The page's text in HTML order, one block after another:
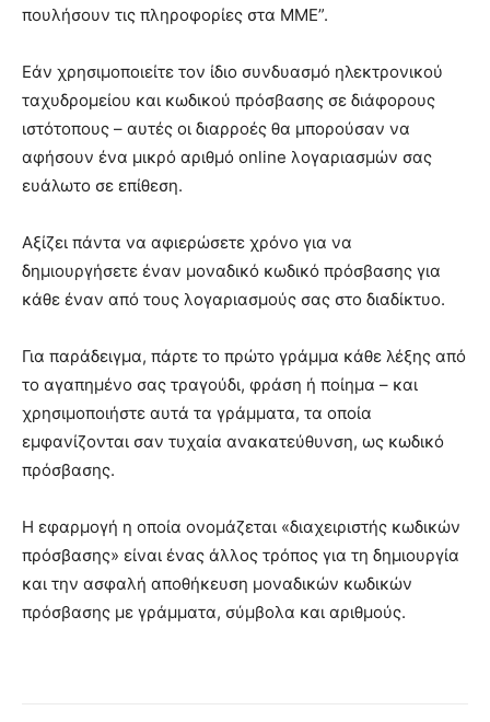
πουλήσουν τις πληροφορίες στα ΜΜΕ”.
Εάν χρησιμοποιείτε τον ίδιο συνδυασμό ηλεκτρονικού
ταχυδρομείου και κωδικού πρόσβασης σε διάφορους
ιστότοπους – αυτές οι διαρροές θα μπορούσαν να
αφήσουν ένα μικρό αριθμό online λογαριασμών σας
ευάλωτο σε επίθεση.
Αξίζει πάντα να αφιερώσετε χρόνο για να
δημιουργήσετε έναν μοναδικό κωδικό πρόσβασης για
κάθε έναν από τους λογαριασμούς σας στο διαδίκτυο.
Για παράδειγμα, πάρτε το πρώτο γράμμα κάθε λέξης από
το αγαπημένο σας τραγούδι, φράση ή ποίημα – και
χρησιμοποιήστε αυτά τα γράμματα, τα οποία
εμφανίζονται σαν τυχαία ανακατεύθυνση, ως κωδικό
πρόσβασης.
Η εφαρμογή η οποία ονομάζεται «διαχειριστής κωδικών
πρόσβασης» είναι ένας άλλος τρόπος για τη δημιουργία
και την ασφαλή αποθήκευση μοναδικών κωδικών
πρόσβασης με γράμματα, σύμβολα και αριθμούς.